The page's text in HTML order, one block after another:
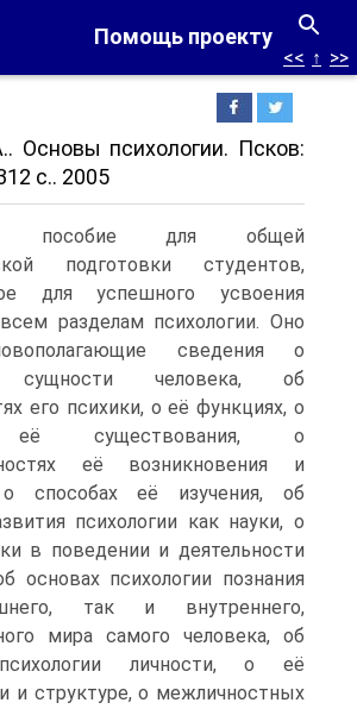
Помощь проекту
<< ↑ >>
Основы психологии. Псков:
с.. 2005
пособие для общей
подготовки студентов,
для успешного усвоения
разделам психологии. Оно
сведения о
сущности человека, об
его психики, о её функциях, о
её существования, о
её возникновения и
о способах её изучения, об
психологии как науки, о
в поведении и деятельности
основах психологии познания
так и внутреннего,
мира самого человека, об
личности, о её
и структуре, о межличностных